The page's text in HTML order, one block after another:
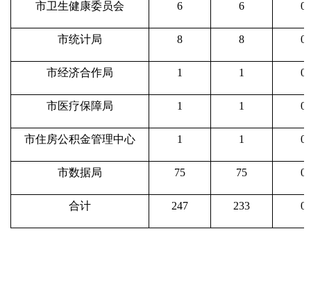
市卫生健康委员会 6 6 0
市统计局 8 8 0
市经济合作局 1 1 0
市医疗保障局 1 1 0
市住房公积金管理中心 1 1 0
市数据局 75 75 0
合计 247 233 0